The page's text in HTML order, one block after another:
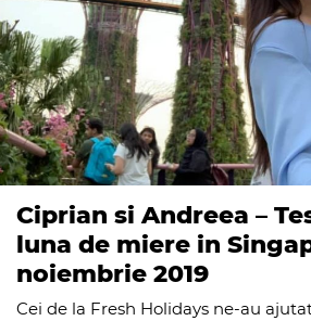
Ciprian si Andreea –
luna de miere in
noiembrie 2019
Cei de la Fresh Holidays ne-au